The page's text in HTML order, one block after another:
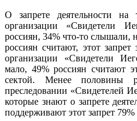
О запрете деятельности на
организации «Свидетели
россиян, 34% что-то слышали,
россиян считают, этот
организации «Свидетели
мало, 49% россиян считают
сектой. Менее половины
преследовании «Свидетелей
которые знают о запрете
поддерживают этот запрет